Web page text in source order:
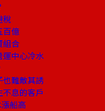
稅
百億
組合
運中心冷水
也難敵其誘
息的客戶
船高